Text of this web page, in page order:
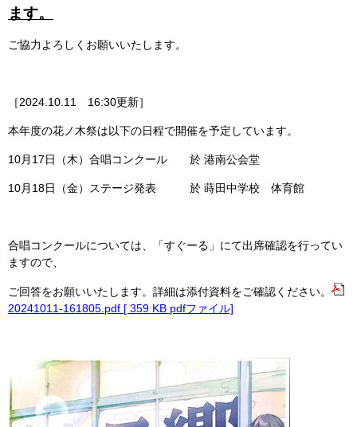
ます。
ご協力よろしくお願いいたします。
［2024.10.11 16:30更新］
本年度の花ノ木祭は以下の日程で開催を予定しています。
10月17日（木）合唱コンクール 於 港南公会堂
10月18日（金）ステージ発表 於 蒔田中学校 体育館
合唱コンクールについては、「すぐーる」にて出席確認を行ってい
ますので、
ご回答をお願いいたします。詳細は添付資料をご確認ください。
20241011-161805.pdf [ 359 KB pdfファイル]